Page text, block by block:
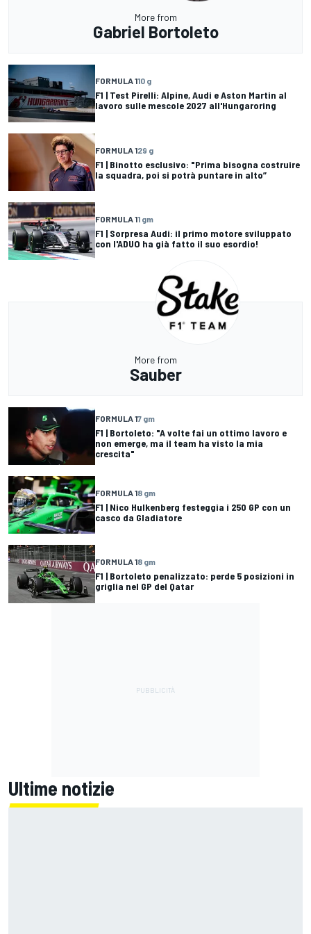
More from
Gabriel Bortoleto
FORMULA 110 g
F1 | Test Pirelli: Alpine, Audi e Aston Martin al
lavoro sulle mescole 2027 all'Hungaroring
FORMULA 129 g
F1 | Binotto esclusivo: "Prima bisogna costruire
la squadra, poi si potrà puntare in alto”
FORMULA 11 gm
F1 | Sorpresa Audi: il primo motore sviluppato
con l'ADUO ha già fatto il suo esordio!
More from
Sauber
FORMULA 17 gm
F1 | Bortoleto: "A volte fai un ottimo lavoro e
non emerge, ma il team ha visto la mia
crescita"
FORMULA 18 gm
F1 | Nico Hulkenberg festeggia i 250 GP con un
casco da Gladiatore
FORMULA 18 gm
F1 | Bortoleto penalizzato: perde 5 posizioni in
griglia nel GP del Qatar
Ultime notizie